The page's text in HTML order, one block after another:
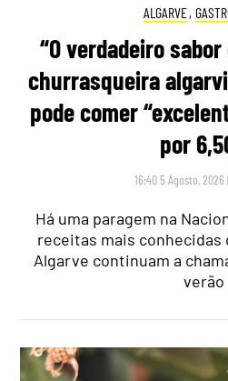
ALGARVE,
“O verdadeiro
churrasqueira
pode comer
por
16:40 5 Agosto, 2026 |
Há uma paragem na
receitas mais conhecidas
Algarve continuam a
verão